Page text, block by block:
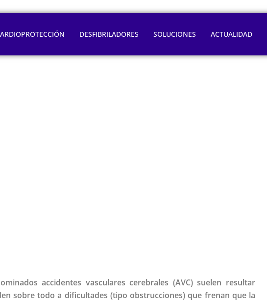
DESFIBRILADORES SOLUCIONES ACTUALIDAD
accidentes vasculares cerebrales (AVC) suelen resultar
sobre todo a dificultades (tipo obstrucciones) que frenan que la